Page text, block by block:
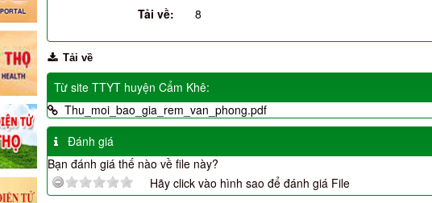
Tải về:
8
Tải về
Từ site TTYT huyện Cẩm Khê:
Thu_moi_bao_gia_rem_van_phong.pdf
Đánh giá
Bạn đánh giá thế nào về file này?
Hãy click vào hình sao để đánh giá File